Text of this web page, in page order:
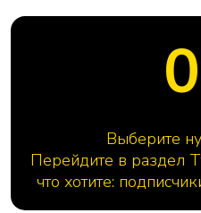
Выберите
Перейдите в раздел
что хотите: